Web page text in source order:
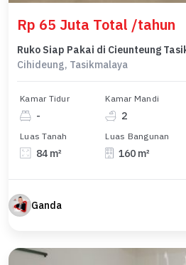
Rp 65 Juta Total /tahun
Ruko Siap Pakai di Cieunteung
Cihideung, Tasikmalaya
Kamar Tidur
-
Kamar Mandi
2
Luas Tanah
84 m²
Luas Bangunan
160 m²
Ganda